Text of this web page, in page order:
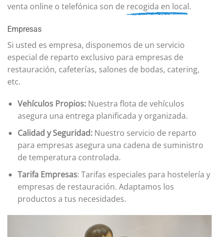
venta online o telefónica son de recogida en local.
Empresas
Si usted es empresa, disponemos de un servicio
especial de reparto exclusivo para empresas de
restauración, cafeterías, salones de bodas, catering,
etc.
Vehículos Propios: Nuestra flota de vehículos
asegura una entrega planificada y organizada.
Calidad y Seguridad: Nuestro servicio de reparto
para empresas asegura una cadena de suministro
de temperatura controlada.
Tarifa Empresas: Tarifas especiales para hostelería y
empresas de restauración. Adaptamos los
productos a tus necesidades.